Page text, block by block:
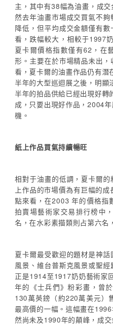
主，其中有38幅為油畫，成
然去年油畫市場成交買氣不
降低，但平均成交金額僅有
看，跌幅較大，相較于1997
夏卡爾價格指數僅有62，在
形。主要在於市場精品未出
看，夏卡爾的油畫作品仍有
半年的大型巡迴展之後，明
半年的拍品供給已經出現好
成，只要出現好作品，2004
機。
紙上作品買氣持續暢旺
相對于油畫的低調，夏卡爾
上作品的市場價為有巨幅的
點來看，在2003 年的價格指
拍賣場藝術家交易排行榜中
名，在水彩素描類則占第六名
夏卡爾最受歡迎的題材是神
風景、維台普斯克風景或聖
正是1914至1917奶奶藝術家
年的《士兵們》粉彩畫，曾
130萬英鎊（約220萬美元）
最高價的一幅。這幅畫在
然尚未及1990年的顛峰，成